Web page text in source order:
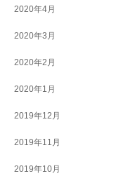
2020年4月
2020年3月
2020年2月
2020年1月
2019年12月
2019年11月
2019年10月